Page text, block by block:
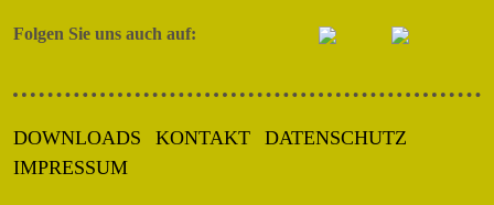
Folgen Sie uns auch auf:
DOWNLOADS KONTAKT
DATENSCHUTZ
IMPRESSUM